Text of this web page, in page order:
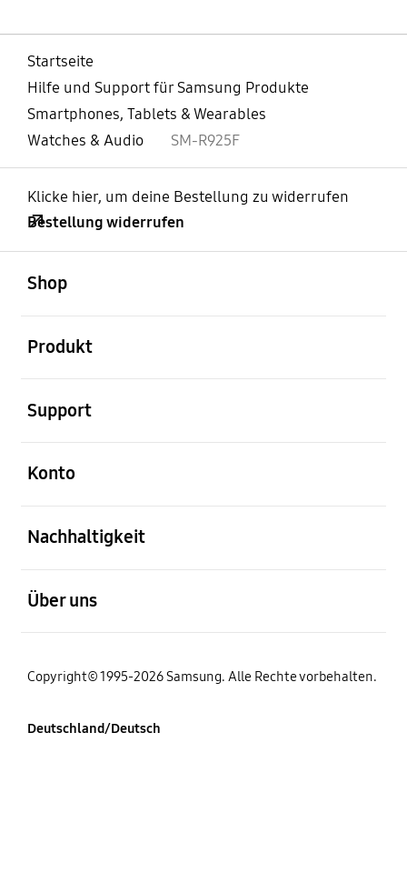
Startseite
Hilfe und Support für Samsung Produkte
Smartphones, Tablets & Wearables
Watches & Audio
SM-R925F
Klicke hier, um deine Bestellung zu widerrufen
Bestellung widerrufen
Shop
Produkt
Support
Konto
Nachhaltigkeit
Über uns
Copyright© 1995-2026 Samsung. Alle Rechte vorbehalten.
Deutschland/Deutsch